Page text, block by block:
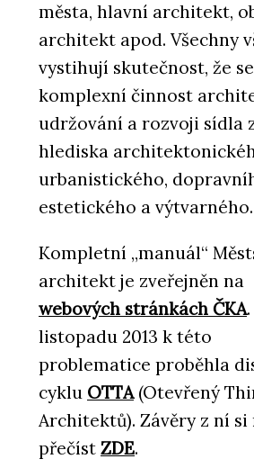
města, hlavní architekt,
architekt apod. Všechny
vystihují skutečnost, že
komplexní činnost
udržování a rozvoji sídla
hlediska
urbanistického,
estetického a výtvarného.
Kompletní „manuál“
architekt je zveřejněn na
webových stránkách ČKA
listopadu 2013 k této
problematice proběhla
cyklu OTTA(Otevřený
Architektů). Závěry z ní si
přečíst ZDE.